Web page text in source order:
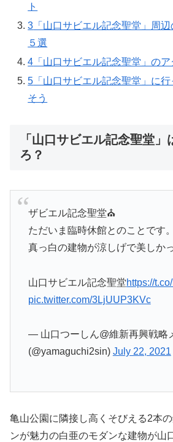
ト
3 「山口サビエル記念聖堂」周
５選
4 「山口サビエル記念聖堂」の
5 「山口サビエル記念聖堂」に
そう
「山口サビエル記念聖堂」
ろ？
ザビエル記念聖堂⛪️
ただいま臨時休館とのことです。
真っ白の建物が涼しげで美しか
山口サビエル記念聖堂https://
pic.twitter.com/3LjUUP3KVc
— 山口つーしん@維新再興戦略
(@yamaguchi2sin) July 22, 2021
亀山公園に隣接し高くそびえる2本
ンが魅力の白亜のモダンな建物が山